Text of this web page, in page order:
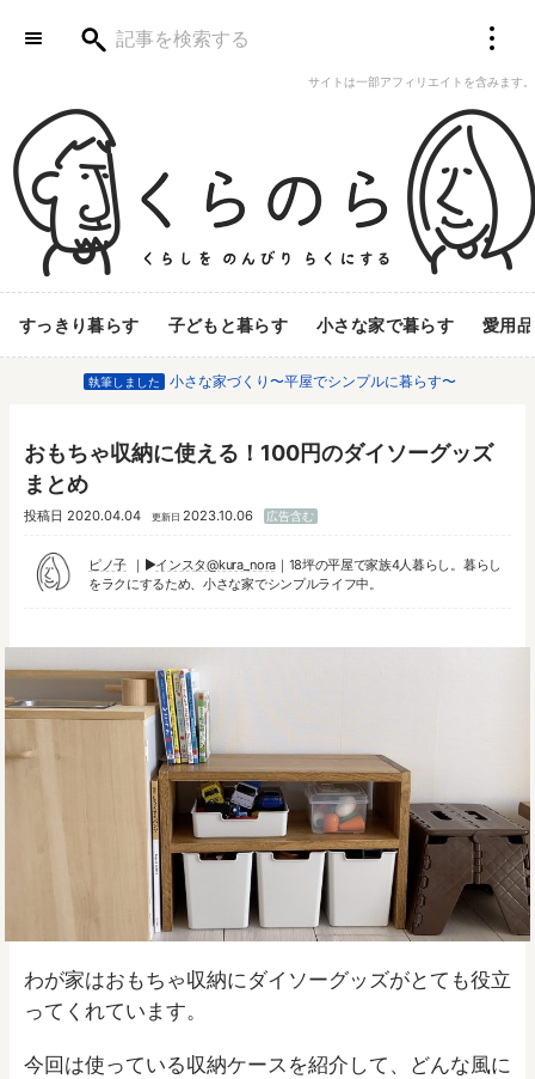
サイトは一部アフィリエイトを含みます。
すっきり暮らす 子どもと暮らす 小さな家で暮らす 愛用品
執筆しました 小さな家づくり〜平屋でシンプルに暮らす〜
おもちゃ収納に使える！100円のダイソーグッズ
まとめ
投稿日 2020.04.04 更新日 2023.10.06 広告含む
ピノ子 ▶︎インスタ@kura_nora｜18坪の平屋で家族4人暮らし。暮らし
をラクにするため、小さな家でシンプルライフ中。
わが家はおもちゃ収納にダイソーグッズがとても役立
ってくれています。
今回は使っている収納ケースを紹介して、どんな風に